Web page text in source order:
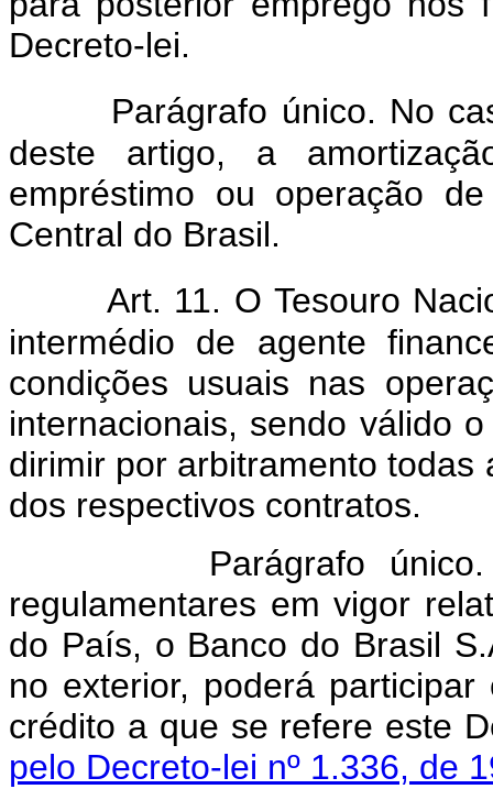
Decreto-lei.
Parágrafo único. No
deste artigo, a
empréstimo ou operação
Central do Brasil.
Art. 11. O Tesouro
intermédio de agente
condições usuais nas
internacionais, sendo válido
dirimir por arbitramento todas
dos respectivos contratos.
Parágrafo
regulamentares em vigor
do País, o Banco do Brasil
no exterior, poderá
crédito a que se
pelo Decreto-lei nº 1.336, de